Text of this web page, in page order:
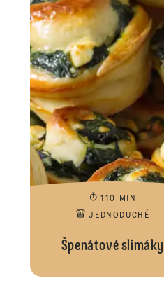
110 MIN
JEDNODUCHÉ
Špenátové slimáky